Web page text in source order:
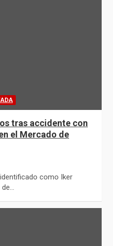
tras accidente con
el Mercado de
como Iker
de…